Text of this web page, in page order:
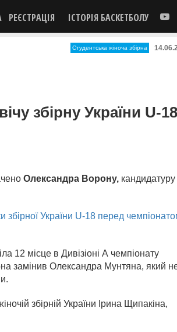
РЕЄСТРАЦІЯ ІСТОРІЯ БАСКЕТБОЛУ
Студентська жіноча збірна
збірну України U-18
Олександра Ворону, кандидатуру
України U-18 перед
12 місце в Дивізіоні А чемпіонату
замінив Олександра Мунтяна, який
збірній України Ірина Щипакіна,